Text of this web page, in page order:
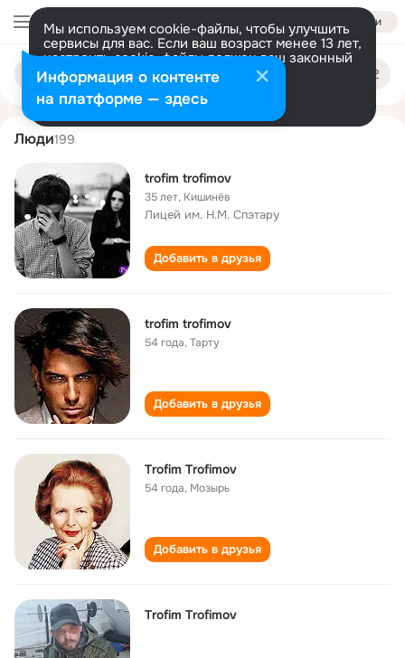
Войти
Мы используем cookie-файлы, чтобы улучшить
сервисы для вас. Если ваш возраст менее 13 лет,
настроить cookie-файлы должен ваш законный
представитель. Больше информации
Разрешить все Настроить
Поиск
людям
trofim trofimov
Люди199
trofim trofimov
35 лет, Кишинёв
Лицей им. Н.М. Спэтару
Добавить в друзья
trofim trofimov
54 года,Тарту
Добавить в друзья
Trofim Trofimov
54 года, Мозырь
Добавить в друзья
Trofim Trofimov
Информация о контенте
на платформе — здесь